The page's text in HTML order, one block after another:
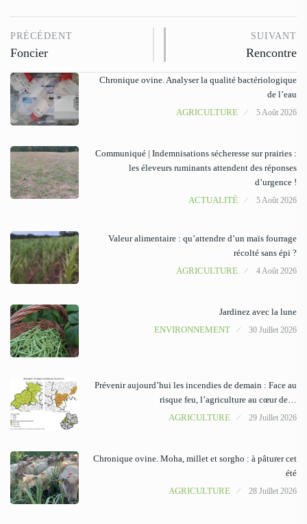
PRÉCÉDENT
Foncier
SUIVANT
Rencontre
Chronique ovine. Analyser la qualité bactériologique
de l’eau
AGRICULTURE
5 Août 2026
Communiqué | Indemnisations sécheresse sur prairies :
les éleveurs ruminants attendent des réponses
d’urgence !
ACTUALITÉ
5 Août 2026
Valeur alimentaire : qu’attendre d’un maïs fourrage
récolté sans épi ?
AGRICULTURE
4 Août 2026
Jardinez avec la lune
ENVIRONNEMENT
30 Juillet 2026
Prévenir aujourd’hui les incendies de demain : Face au
risque feu, l’agriculture au cœur de…
AGRICULTURE
29 Juillet 2026
Chronique ovine. Moha, millet et sorgho : à pâturer cet
été
AGRICULTURE
28 Juillet 2026